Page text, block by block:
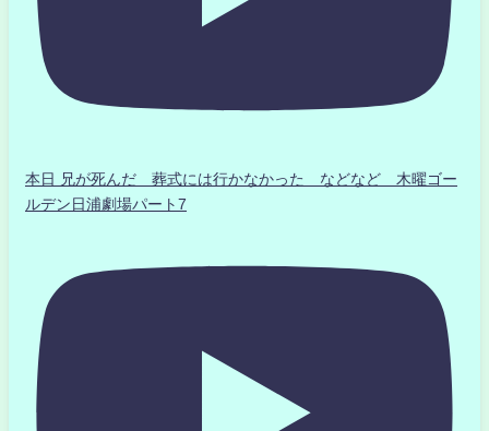
本日 兄が死んだ 葬式には行かなかった などなど 木曜ゴー
ルデン日浦劇場パート7